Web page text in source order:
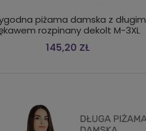
piżama damska z długim
rozpinany dekolt M-3XL
145,20 ZŁ